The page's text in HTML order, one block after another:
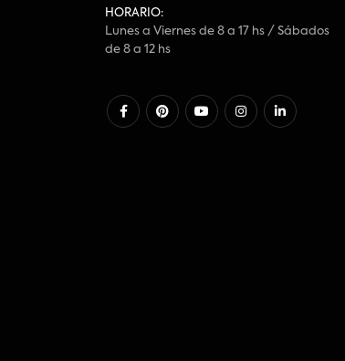
HORARIO:
Lunes a Viernes de 8 a 17 hs / Sábados
de 8 a 12 hs